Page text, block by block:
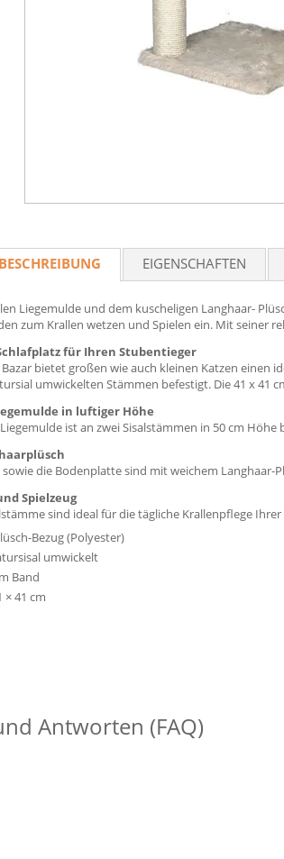
EIGENSCHAFTEN
Liegemulde und dem kuscheligen Langhaar-
zum Krallen wetzen und Spielen ein. Mit seiner
für Ihren Stubentieger
bietet großen wie auch kleinen Katzen einen
umwickelten Stämmen befestigt. Die 41 x 41
in luftiger Höhe
ist an zwei Sisalstämmen in 50 cm
sowie die Bodenplatte sind mit weichem
Spielzeug
sind ideal für die tägliche Krallenpflege
Bezug (Polyester)
umwickelt
Band
× 41 cm
Antworten (FAQ)